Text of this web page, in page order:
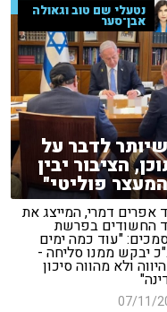
נטעלי שם טוב וגאולה
אבן־סער
לדבר על
הציבור יבין
פוליטי"
אפרים דמרי, המייצג את
החשודים בפרשת
"עוד כמה ימים
יבקש ממנו סליחה -
ולא מהווה סיכון
07/11/